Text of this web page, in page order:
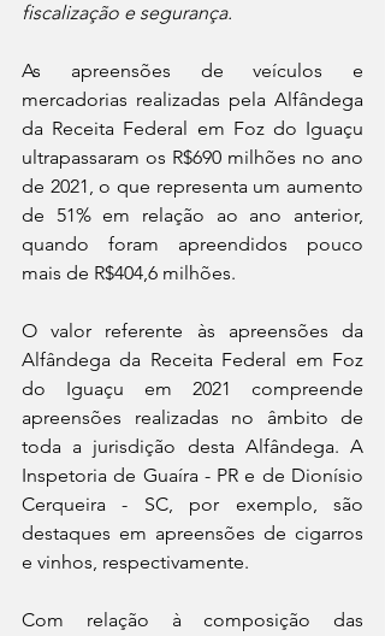
fiscalização e segurança.
As apreensões de veículos e
mercadorias realizadas pela Alfândega
da Receita Federal em Foz do Iguaçu
ultrapassaram os R$690 milhões no ano
de 2021, o que representa um aumento
de 51% em relação ao ano anterior,
quando foram apreendidos pouco
mais de R$404,6 milhões.
O valor referente às apreensões da
Alfândega da Receita Federal em Foz
do Iguaçu em 2021 compreende
apreensões realizadas no âmbito de
toda a jurisdição desta Alfândega. A
Inspetoria de Guaíra - PR e de Dionísio
Cerqueira - SC, por exemplo, são
destaques em apreensões de cigarros
e vinhos, respectivamente.
Com relação à composição das